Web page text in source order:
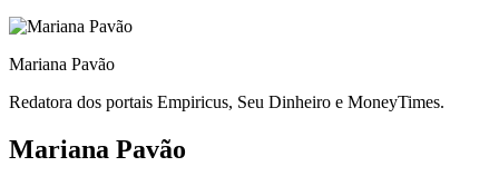
Mariana Pavão
Redatora dos portais Empiricus, Seu Dinheiro e MoneyTimes.
Mariana Pavão